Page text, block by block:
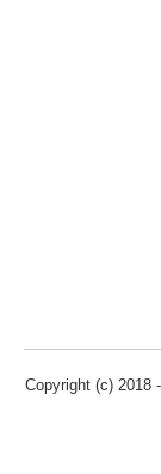
Copyright (c) 2018